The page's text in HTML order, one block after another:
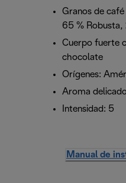
Granos de
65 % Robusta,
Cuerpo fuerte
chocolate
Orígenes:
Aroma
Intensidad: 5
Manual de